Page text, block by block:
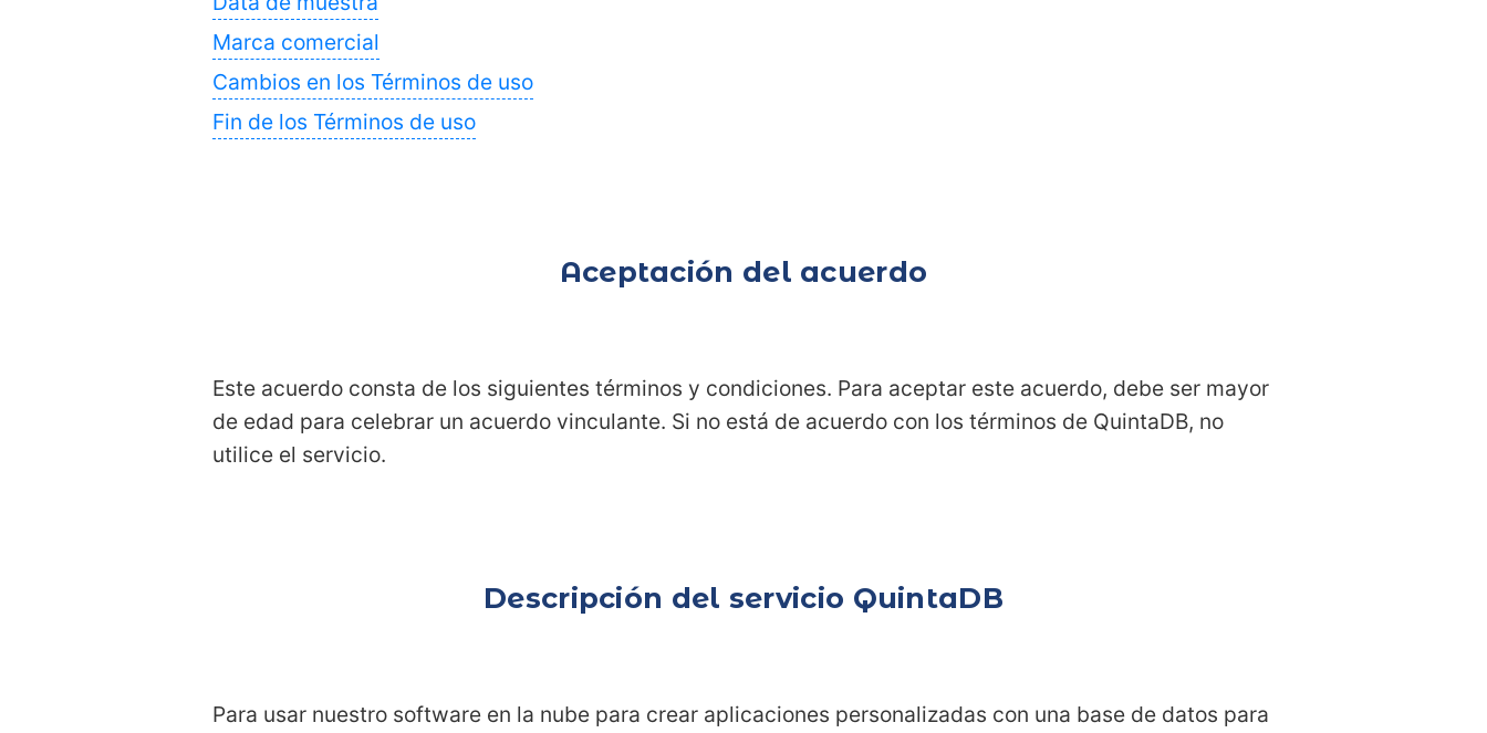
Marca comercial
Cambios en los Términos de uso
Fin de los Términos de uso
Aceptación del acuerdo
Este acuerdo consta de los siguientes términos y condiciones. Para aceptar este acuerdo, debe ser mayor
de edad para celebrar un acuerdo vinculante. Si no está de acuerdo con los términos de QuintaDB, no
utilice el servicio.
Descripción del servicio QuintaDB
Para usar nuestro software en la nube para crear aplicaciones personalizadas con una base de datos para